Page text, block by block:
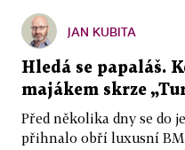
JAN KUBITA
Hledá se papaláš.
majákem skrze
Před několika dny se do
přihnalo obří luxusní